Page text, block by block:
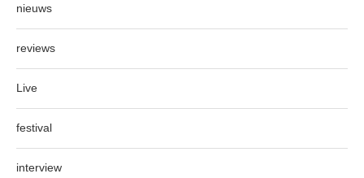
nieuws
reviews
Live
festival
interview